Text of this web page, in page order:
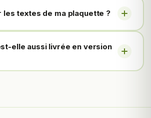
les textes de ma plaquette ?
elle aussi livrée en version